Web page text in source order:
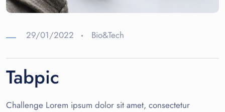
29/01/2022 Bio&Tech
Tabpic
Challenge Lorem ipsum dolor sit amet, consectetur